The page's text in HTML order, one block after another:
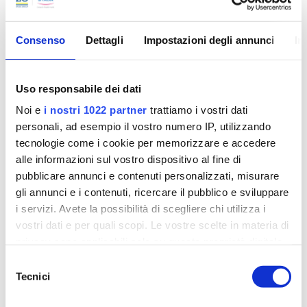
Consenso Dettagli Impostazioni degli annunci
Uso responsabile dei dati
Noi e i nostri 1022 partner trattiamo i vostri dati
personali, ad esempio il vostro numero IP, utilizzando
tecnologie come i cookie per memorizzare e accedere
alle informazioni sul vostro dispositivo al fine di
pubblicare annunci e contenuti personalizzati, misurare
gli annunci e i contenuti, ricercare il pubblico e sviluppare
i servizi. Avete la possibilità di scegliere chi utilizza i
vostri dati e per quali scopi. Le vostre scelte in materia di
modificare o revocare il proprio consenso in qualsiasi
momento dalla Dichiarazione sui cookie o facendo clic
delTecnici
farmaco che contiene lo stesso principio attivo, nella
e, al pari di questo, è efficace e sicuro
Scopri di più
Scopri di più
In Europa, da circa due decenni, i pazienti possono
avvalersi dei vantaggi offerti dalla presenza sul
mercato dei farmaci biologici. Questi offrono nuove
opportunità per la gestione e la cura di alcune delle
patologie più difficilmente trattabili e contribuiscono
pazienti.
Scopri di più